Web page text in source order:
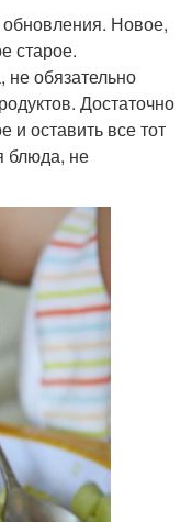
обновления. Новое,
старое.
не обязательно
Достаточно
и оставить все тот
блюда, не